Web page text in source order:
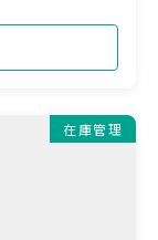
在庫管理